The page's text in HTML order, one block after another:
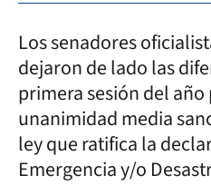
Los senadores
dejaron de lado las
primera sesión del
unanimidad media
ley que ratifica la
Emergencia y/o